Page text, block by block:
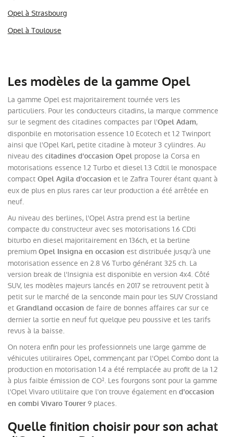
Opel à Strasbourg
Opel à Toulouse
Les modèles de la gamme Opel
La gamme Opel est majoritairement tournée vers les
particuliers. Pour les conducteurs citadins, la marque commence
sur le segment des citadines compactes par l'Opel Adam,
disponbile en motorisation essence 1.0 Ecotech et 1.2 Twinport
ainsi que l'Opel Karl, petite citadine à moteur 3 cylindres. Au
niveau des citadines d'occasion Opel propose la Corsa en
motorisations essence 1.2 Turbo et diesel 1.3 Cdtil le monospace
compact Opel Agila d'occasion et le Zafira Tourer étant quant à
eux de plus en plus rares car leur production a été arrêtée en
neuf.
Au niveau des berlines, l'Opel Astra prend est la berline
compacte du constructeur avec ses motorisations 1.6 CDti
biturbo en diesel majoritairement en 136ch, et la berline
premium Opel Insigna en occasion est distribuée jusqu'à une
motorisation essence en 2.8 V6 Turbo générant 325 ch. La
version break de l'Insignia est disponible en version 4x4. Côté
SUV, les modèles majeurs lancés en 2017 se retrouvent petit à
petit sur le marché de la senconde main pour les SUV Crossland
et Grandland occasion de faire de bonnes affaires car sur ce
dernier la sortie en neuf fut quelque peu poussive et les tarifs
revus à la baisse.
On notera enfin pour les professionnels une large gamme de
véhicules utiliraires Opel, commençant par l'Opel Combo dont la
production en motorisation 1.4 a été remplacée au profit de la 1.2
à plus faible émission de CO². Les fourgons sont pour la gamme
l'Opel Vivaro utilitaire que l'on trouve également en d'occasion
en combi Vivaro Tourer9 places.
Quelle finition choisir pour son achat